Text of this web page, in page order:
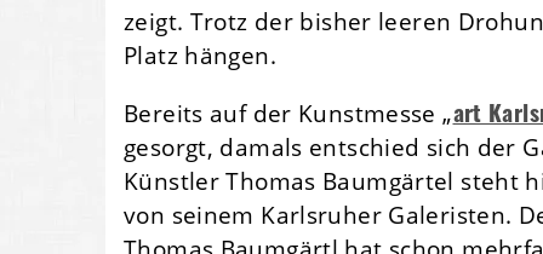
zeigt. Trotz der bisher leeren
Platz hängen.
Bereits auf der Kunstmesse „art
gesorgt, damals entschied sich der
Künstler Thomas Baumgärtel steht
von seinem Karlsruher Galeristen.